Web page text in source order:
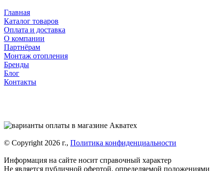
Главная
Каталог товаров
Оплата и доставка
О компании
Партнёрам
Монтаж отопления
Бренды
Блог
Контакты
© Copyright 2026 г., Политика конфиденциальности
Информация на сайте носит справочный характер
Не является публичной офертой, определяемой положениями